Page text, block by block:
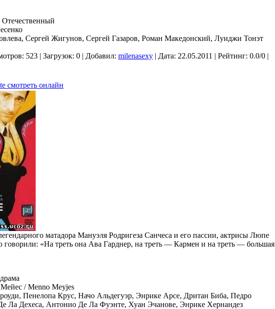
Сергей Жигунов, Сергей Газаров, Роман Македонский, Луиджи Тонэт
523 | Загрузок: 0 | Добавил: milenasexy | Дата: 22.05.2011 | Рейтинг: 0.0/0 |
смотреть онлайн
матадора Мануэля Родригеза Санчеса и его пассии, актрисы Люпе
говорили: «На треть она Ава Гарднер, на треть — Кармен и на треть — большая
/ Menno Meyjes
Пенелопа Крус, Начо Альдегуэр, Энрике Арсе, Дритан Биба, Педро
Ла Дехеса, Антонио Де Ла Фуэнте, Хуан Эчанове, Энрике Хернандез